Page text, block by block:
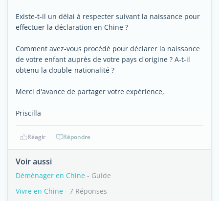
Existe-t-il un délai à respecter suivant la naissance pour
effectuer la déclaration en Chine ?
Comment avez-vous procédé pour déclarer la naissance
de votre enfant auprès de votre pays d'origine ? A-t-il
obtenu la double-nationalité ?
Merci d'avance de partager votre expérience,
Priscilla
Réagir Répondre
Voir aussi
Déménager en Chine - Guide
Vivre en Chine - 7 Réponses